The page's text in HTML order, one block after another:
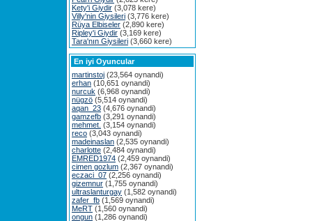
Kety'i Giydir (3,078 kere)
Villy'nin Giysileri (3,776 kere)
Rüya Elbiseler (2,890 kere)
Ripley'i Giydir (3,169 kere)
Tara'nın Giysileri (3,660 kere)
En iyi Oyuncular
martinstoj (23,564 oynandi)
erhan (10,651 oynandi)
nurcuk (6,968 oynandi)
nügzö (5,514 oynandi)
aqan_23 (4,676 oynandi)
gamzefb (3,291 oynandi)
mehmet. (3,154 oynandi)
reco (3,043 oynandi)
madeinaslan (2,535 oynandi)
charlotte (2,484 oynandi)
EMRED1974 (2,459 oynandi)
cimen gozlum (2,367 oynandi)
eczaci_07 (2,256 oynandi)
gizemnur (1,755 oynandi)
ultraslanturgay (1,582 oynandi)
zafer_fb (1,569 oynandi)
MeRT (1,560 oynandi)
ongun (1,286 oynandi)